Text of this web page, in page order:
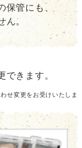
保管にも、
ん。
できます。
せ変更をお受けいたしま